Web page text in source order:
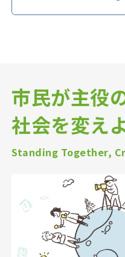
市民が主役
社会を変え
Standing Together,